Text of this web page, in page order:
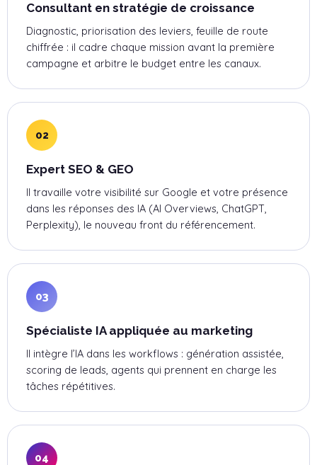
Consultant en stratégie de croissance
Diagnostic, priorisation des leviers, feuille de route
chiffrée : il cadre chaque mission avant la première
campagne et arbitre le budget entre les canaux.
02
Expert SEO & GEO
Il travaille votre visibilité sur Google et votre présence
dans les réponses des IA (AI Overviews, ChatGPT,
Perplexity), le nouveau front du référencement.
03
Spécialiste IA appliquée au marketing
Il intègre l’IA dans les workflows : génération assistée,
scoring de leads, agents qui prennent en charge les
tâches répétitives.
04